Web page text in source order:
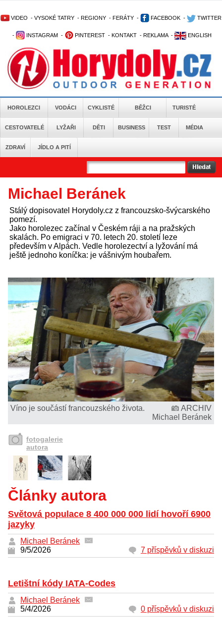
VIDEO - VYSOKÉ TATRY - REGIONY - FERÁTY - FACEBOOK - TWITTER
- INSTAGRAM - PINTEREST - KONTAKT - REKLAMA - ENGLISH
HOROLEZCI VODÁCI CYKLISTÉ BĚŽCI TURISTÉ
CESTOVATELÉ LYŽAŘI DĚTI BUSINESS TEST MÉDIA
ZDRAVÍ JÍDLO A PITÍ
Michael Beránek
Stálý dopisovatel Horydoly.cz z francouzsko-švýcarského
pomezí.
Jako horolezec začínal v Českém ráji a na pražských
skalách. Po emigraci v 70. letech 20. století leze
především v Alpách. Vedle horolezectví a lyžování má
ještě jednoho koníčka: je vášnivým houbařem.
Víno je součástí francouzského života.
ARCHIV
Michael Beránek
fotogalerie
autora
Články autora
Světová populace 8 400 000 000 lidí hovoří 6900
jazyky
Michael Beránek
9/5/2026
7 příspěvků v diskuzi
Letištní kódy IATA-Codes
Michael Beránek
5/4/2026
0 příspěvků v diskuzi